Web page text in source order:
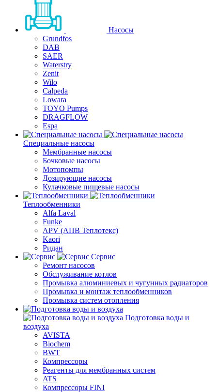
Насосы
Grundfos
DAB
SAER
Waterstry
Zenit
Wilo
Calpeda
Lowara
TOYO Pumps
DRAGFLOW
Espa
Специальные насосы
Мембранные насосы
Бочковые насосы
Мотопомпы
Дозирующие насосы
Кулачковые пищевые насосы
Теплообменники
Alfa Laval
Funke
APV (АПВ Теплотекс)
Kaori
Ридан
Сервис
Ремонт насосов
Обслуживание котлов
Промывка алюминиевых и чугунных радиаторов
Промывка и монтаж теплообменников
Промывка систем отопления
Подготовка воды и
воздуха
AVISTA
Biochem
BWT
Компрессоры
Реагенты для мембранных систем
ATS
Компрессоры FINI